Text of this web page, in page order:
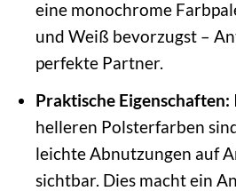
eine monochrome
und Weiß bevorzugst –
perfekte Partner.
Praktische Eigenschaften:
helleren Polsterfarben
leichte Abnutzungen auf
sichtbar. Dies macht ein